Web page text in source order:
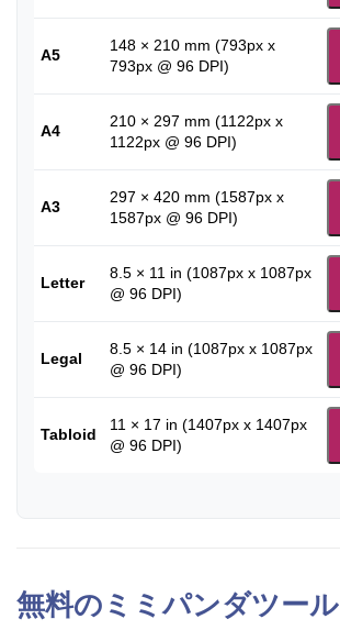
A5
148 × 210 mm (793px x
793px @ 96 DPI)
A4
210 × 297 mm (1122px x
1122px @ 96 DPI)
A3
297 × 420 mm (1587px x
1587px @ 96 DPI)
Letter
8.5 × 11 in (1087px x 1087px
@ 96 DPI)
Legal
8.5 × 14 in (1087px x 1087px
@ 96 DPI)
Tabloid
11 × 17 in (1407px x 1407px
@ 96 DPI)
無料のミミパンダツール